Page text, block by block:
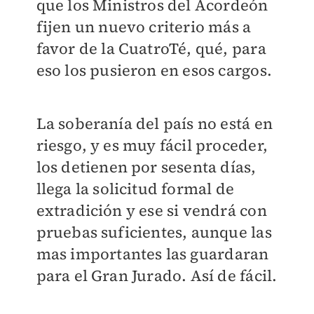
que los Ministros del Acordeón
fijen un nuevo criterio más a
favor de la CuatroTé, qué, para
eso los pusieron en esos cargos.
La soberanía del país no está en
riesgo, y es muy fácil proceder,
los detienen por sesenta días,
llega la solicitud formal de
extradición y ese si vendrá con
pruebas suficientes, aunque las
mas importantes las guardaran
para el Gran Jurado. Así de fácil.